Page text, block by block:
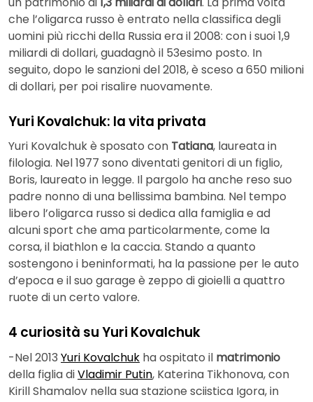
che l’oligarca russo è entrato nella classifica degli
uomini più ricchi della Russia era il 2008: con i suoi 1,9
miliardi di dollari, guadagnò il 53esimo posto. In
seguito, dopo le sanzioni del 2018, è sceso a 650 milioni
di dollari, per poi risalire nuovamente.
Yuri Kovalchuk: la vita privata
Yuri Kovalchuk è sposato con Tatiana, laureata in
filologia. Nel 1977 sono diventati genitori di un figlio,
Boris, laureato in legge. Il pargolo ha anche reso suo
padre nonno di una bellissima bambina. Nel tempo
libero l’oligarca russo si dedica alla famiglia e ad
alcuni sport che ama particolarmente, come la
corsa, il biathlon e la caccia. Stando a quanto
sostengono i beninformati, ha la passione per le auto
d’epoca e il suo garage è zeppo di gioielli a quattro
ruote di un certo valore.
4 curiosità su Yuri Kovalchuk
-Nel 2013 Yuri Kovalchuk ha ospitato il matrimonio
della figlia diVladimir Putin, Katerina Tikhonova, con
Kirill Shamalov nella sua stazione sciistica Igora, in